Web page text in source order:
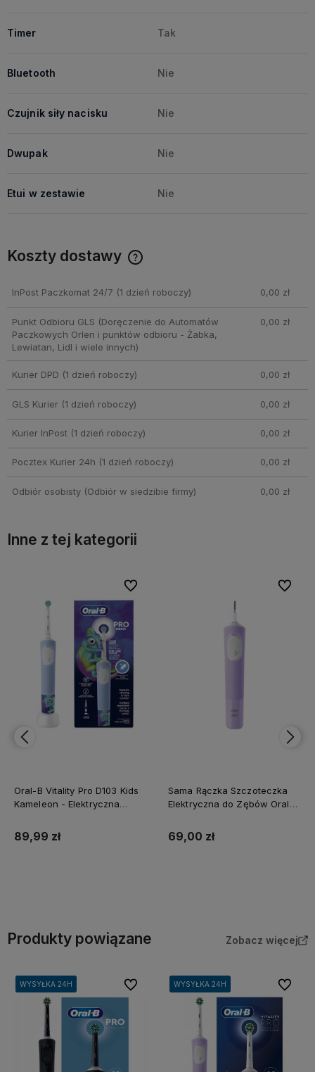
Timer Tak
Bluetooth Nie
Czujnik siły nacisku Nie
Dwupak Nie
Etui w zestawie Nie
Koszty dostawy
InPost Paczkomat 24/7 (1 dzień roboczy) 0,00 zł
Punkt Odbioru GLS (Doręczenie do Automatów
Paczkowych Orlen i punktów odbioru - Żabka,
Lewiatan, Lidl i wiele innych)
0,00 zł
Kurier DPD (1 dzień roboczy) 0,00 zł
GLS Kurier(1 dzień roboczy) 0,00 zł
Kurier InPost(1 dzień roboczy) 0,00 zł
Pocztex Kurier 24h (1 dzień roboczy) 0,00 zł
Odbiór osobisty(Odbiór w siedzibie firmy) 0,00 zł
Inne z tej kategorii
Sama Rączka Szczoteczka
Elektryczna do Zębów Oral-B
69,00 zł
Do ulubionych
Do ulubionych
Szczoteczka Elektryczna Dla
Dzieci Oral-B Junior Zielona
145,00 zł
Do
Do
Produkty powiązane Zobacz więcej
WYSYŁKA 24H
WYSYŁKA 24H
WYSYŁKA 24H
WYSYŁKA 24H Do ulubionychWYSYŁKA 24H
WYSYŁKA 24H
WYSYŁKA 24H
WYSYŁKA 24H Do